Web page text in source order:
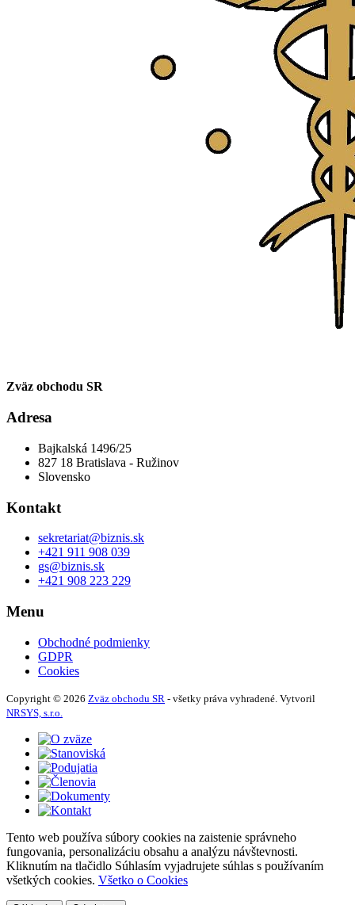
Zväz obchodu SR
Adresa
Bajkalská 1496/25
827 18 Bratislava - Ružinov
Slovensko
Kontakt
sekretariat@biznis.sk
+421 911 908 039
gs@biznis.sk
+421 908 223 229
Menu
Obchodné podmienky
GDPR
Cookies
Copyright © 2026 Zväz obchodu SR - všetky práva vyhradené. Vytvoril
NRSYS, s.r.o.
Tento web používa súbory cookies na zaistenie správneho
fungovania, personalizáciu obsahu a analýzu návštevnosti.
Kliknutím na tlačidlo Súhlasím vyjadrujete súhlas s používaním
všetkých cookies. Všetko o Cookies